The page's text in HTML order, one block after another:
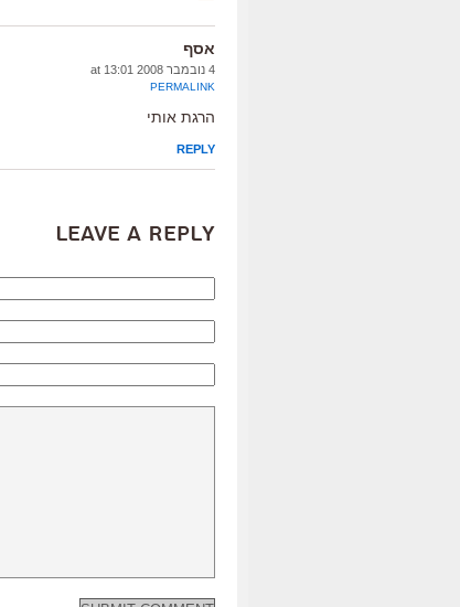
אסף
4 נובמבר 2008 at 13:01
PERMALINK
הרגת אותי
REPLY
Leave a Reply